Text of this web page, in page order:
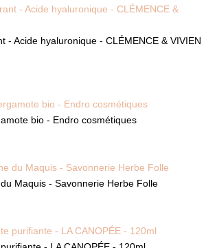
- Acide hyaluronique - CLÉMENCE & VIVIEN
bio - Endro cosmétiques
Maquis - Savonnerie Herbe Folle